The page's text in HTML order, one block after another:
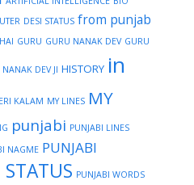
DESI STATUS from punjab
GURU GURU NANAK DEV GURU
DEV JI HISTORY in
KALAM MY LINES MY
punjabi PUNJABI LINES
NAGME PUNJABI
STATUS PUNJABI WORDS